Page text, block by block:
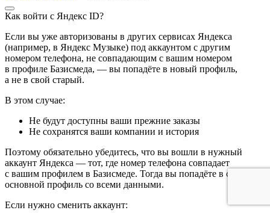
Как войти с Яндекс ID?
Если вы уже авторизованы в других сервисах Яндекса
(например, в Яндекс Музыке) под аккаунтом с другим
номером телефона, не совпадающим с вашим номером
в профиле Базисмеда, — вы попадёте в новый профиль,
а не в свой старый.
В этом случае:
Не будут доступны ваши прежние заказы
Не сохранятся ваши компании и история
Поэтому обязательно убедитесь, что вы вошли в нужный
аккаунт Яндекса — тот, где номер телефона совпадает
с вашим профилем в Базисмеде. Тогда вы попадёте в свой
основной профиль со всеми данными.
Если нужно сменить аккаунт: